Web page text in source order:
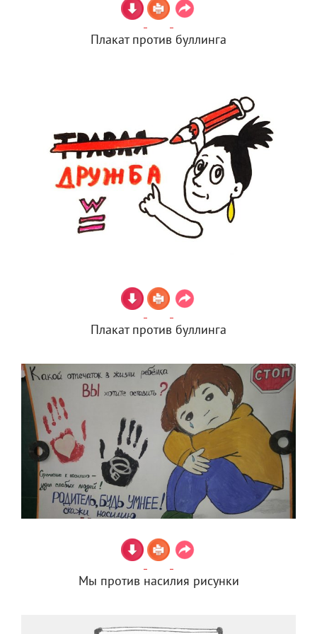
Плакат против буллинга
Плакат против буллинга
Мы против насилия рисунки